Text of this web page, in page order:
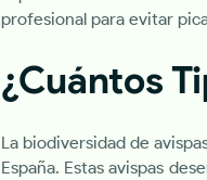
profesional para evitar
¿Cuántos
La biodiversidad de
España. Estas avispas